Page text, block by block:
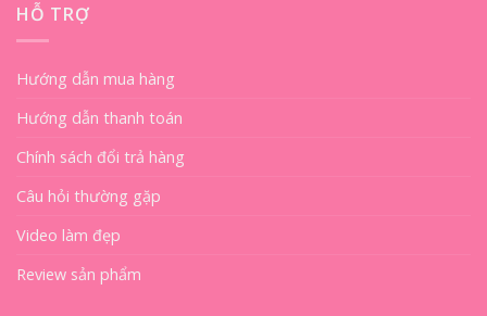
HỖ TRỢ
Hướng dẫn mua hàng
Hướng dẫn thanh toán
Chính sách đổi trả hàng
Câu hỏi thường gặp
Video làm đẹp
Review sản phẩm